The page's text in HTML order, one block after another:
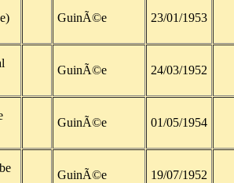
GuinÃ©e 23/01/1953
GuinÃ©e 24/03/1952
GuinÃ©e 01/05/1954
GuinÃ©e 19/07/1952